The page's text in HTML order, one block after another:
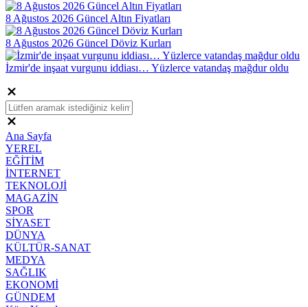
8 Ağustos 2026 Güncel Altın Fiyatları
8 Ağustos 2026 Güncel Döviz Kurları
İzmir'de inşaat vurgunu iddiası… Yüzlerce vatandaş mağdur oldu
Ana Sayfa
YEREL
EĞİTİM
İNTERNET
TEKNOLOJİ
MAGAZİN
SPOR
SİYASET
DÜNYA
KÜLTÜR-SANAT
MEDYA
SAĞLIK
EKONOMİ
GÜNDEM